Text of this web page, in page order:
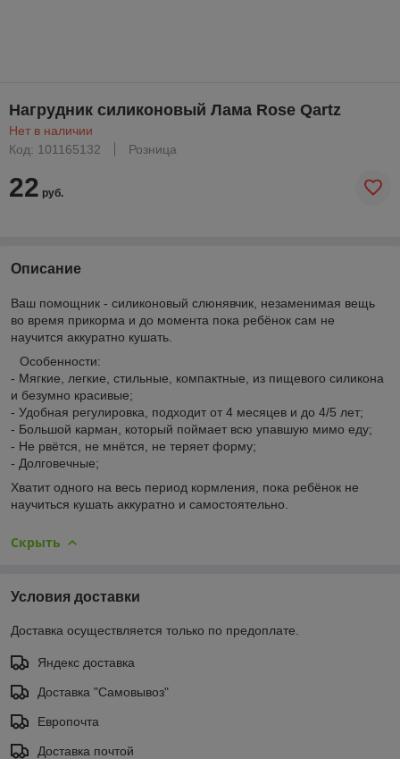
Нагрудник силиконовый Лама Rose Qartz
Нет в наличии
Код: 101165132
Розница
22 руб.
Описание
Ваш помощник - силиконовый слюнявчик, незаменимая вещь
во время прикорма и до момента пока ребёнок сам не
научится аккуратно кушать.
⠀Особенности:
- Мягкие, легкие, стильные, компактные, из пищевого силикона
и безумно красивые;
- Удобная регулировка, подходит от 4 месяцев и до 4/5 лет;
- Большой карман, который поймает всю упавшую мимо еду;
- Не рвётся, не мнётся, не теряет форму;
- Долговечные;
Хватит одного на весь период кормления, пока ребёнок не
научиться кушать аккуратно и самостоятельно.
Скрыть
Условия доставки
Доставка осуществляется только по предоплате.
Яндекс доставка
Доставка "Самовывоз"
Европочта
Доставка почтой